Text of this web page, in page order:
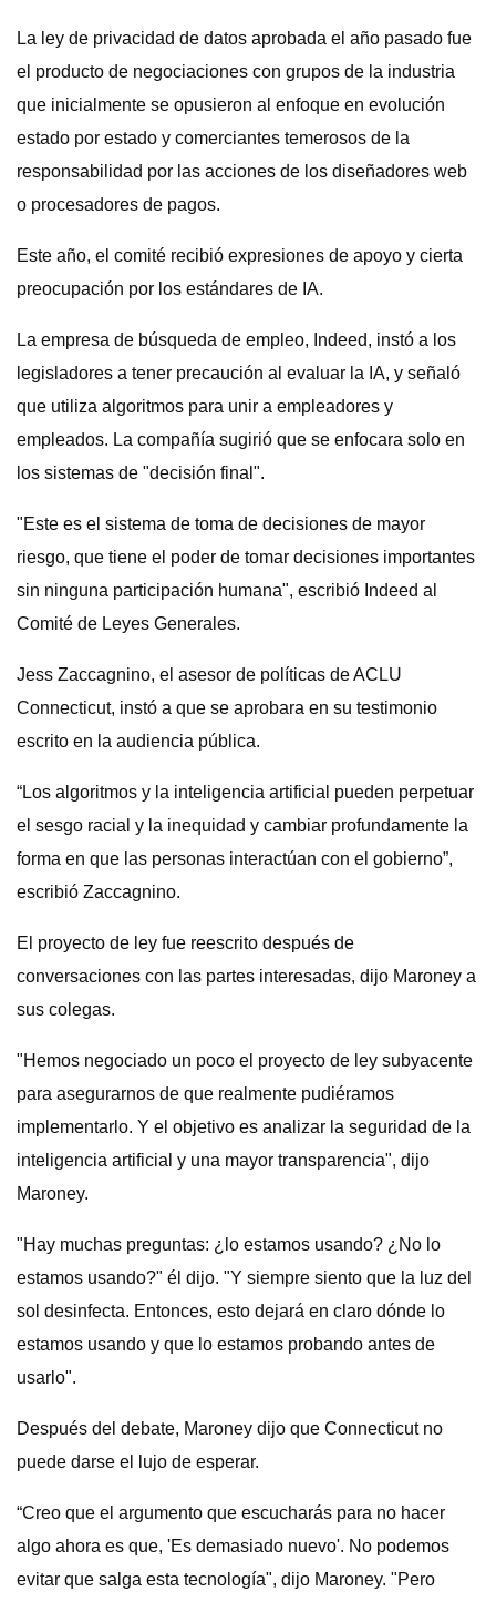
La ley de privacidad de datos aprobada el año pasado fue
el producto de negociaciones con grupos de la industria
que inicialmente se opusieron al enfoque en evolución
estado por estado y comerciantes temerosos de la
responsabilidad por las acciones de los diseñadores web
o procesadores de pagos.
Este año, el comité recibió expresiones de apoyo y cierta
preocupación por los estándares de IA.
La empresa de búsqueda de empleo, Indeed, instó a los
legisladores a tener precaución al evaluar la IA, y señaló
que utiliza algoritmos para unir a empleadores y
empleados. La compañía sugirió que se enfocara solo en
los sistemas de "decisión final".
"Este es el sistema de toma de decisiones de mayor
riesgo, que tiene el poder de tomar decisiones importantes
sin ninguna participación humana", escribió Indeed al
Comité de Leyes Generales.
Jess Zaccagnino, el asesor de políticas de ACLU
Connecticut, instó a que se aprobara en su testimonio
escrito en la audiencia pública.
“Los algoritmos y la inteligencia artificial pueden perpetuar
el sesgo racial y la inequidad y cambiar profundamente la
forma en que las personas interactúan con el gobierno”,
escribió Zaccagnino.
El proyecto de ley fue reescrito después de
conversaciones con las partes interesadas, dijo Maroney a
sus colegas.
"Hemos negociado un poco el proyecto de ley subyacente
para asegurarnos de que realmente pudiéramos
implementarlo. Y el objetivo es analizar la seguridad de la
inteligencia artificial y una mayor transparencia", dijo
Maroney.
"Hay muchas preguntas: ¿lo estamos usando? ¿No lo
estamos usando?" él dijo. "Y siempre siento que la luz del
sol desinfecta. Entonces, esto dejará en claro dónde lo
estamos usando y que lo estamos probando antes de
usarlo".
Después del debate, Maroney dijo que Connecticut no
puede darse el lujo de esperar.
“Creo que el argumento que escucharás para no hacer
algo ahora es que, 'Es demasiado nuevo'. No podemos
evitar que salga esta tecnología", dijo Maroney. "Pero